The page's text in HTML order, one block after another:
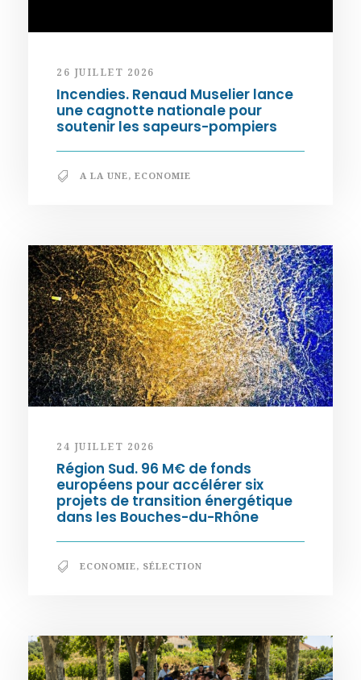
26 JUILLET 2026
Incendies. Renaud Muselier lance
une cagnotte nationale pour
soutenir les sapeurs-pompiers
A LA UNE, ECONOMIE
24 JUILLET 2026
Région Sud. 96 M€ de fonds
européens pour accélérer six
projets de transition énergétique
dans les Bouches-du-Rhône
ECONOMIE, SÉLECTION